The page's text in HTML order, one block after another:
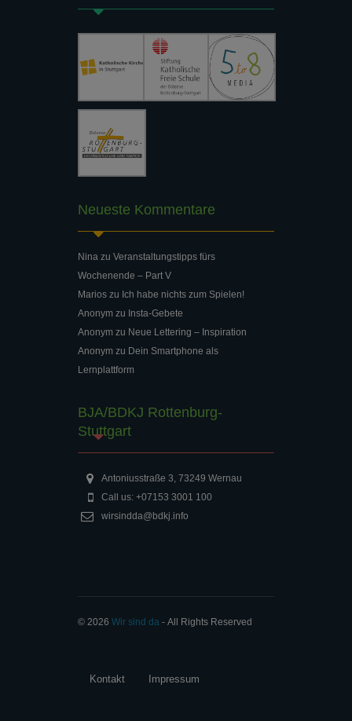
Neueste Kommentare
Nina zu Veranstaltungstipps fürs
Wochenende – Part V
Marios zu Ich habe nichts zum Spielen!
Anonym zu Insta-Gebete
Anonym zu Neue Lettering – Inspiration
Anonym zu Dein Smartphone als
Lernplattform
BJA/BDKJ Rottenburg-
Stuttgart
Antoniusstraße 3, 73249 Wernau
Call us: +07153 3001 100
wirsindda@bdkj.info
© 2026 Wir sind da ‐ All Rights Reserved
Kontakt Impressum